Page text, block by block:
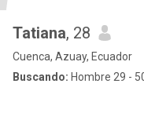
Tatiana, 28
Cuenca, Azuay, Ecuador
Buscando: Hombre 29 -